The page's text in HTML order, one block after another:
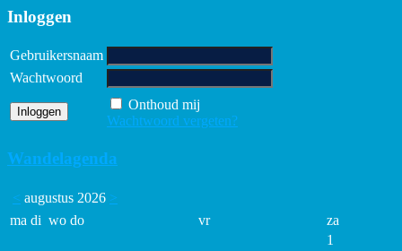
Inloggen
Gebruikersnaam
Wachtwoord
Onthoud mij
Wachtwoord vergeten?
Wandelagenda
< augustus 2026 >
ma di wo do vr
za
1